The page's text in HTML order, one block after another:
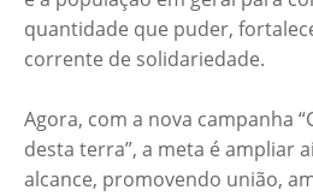
quantidade que puder,
corrente de solidariedade.
Agora, com a nova campanha
desta terra”, a meta é ampliar
alcance, promovendo união,